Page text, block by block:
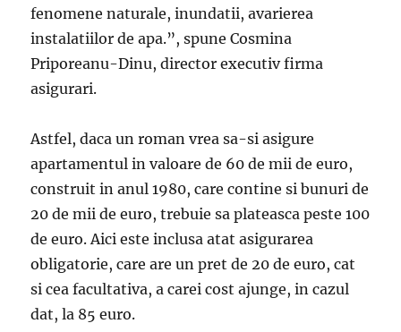
fenomene naturale, inundatii, avarierea
instalatiilor de apa.”, spune Cosmina
Priporeanu-Dinu, director executiv firma
asigurari.
Astfel, daca un roman vrea sa-si asigure
apartamentul in valoare de 60 de mii de euro,
construit in anul 1980, care contine si bunuri de
20 de mii de euro, trebuie sa plateasca peste 100
de euro. Aici este inclusa atat asigurarea
obligatorie, care are un pret de 20 de euro, cat
si cea facultativa, a carei cost ajunge, in cazul
dat, la 85 euro.